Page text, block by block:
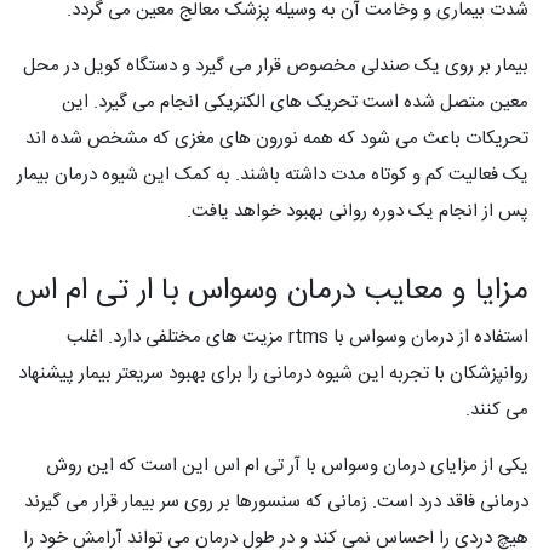
شدت بیماری و وخامت آن به وسیله پزشک معالج معین می گردد.
بیمار بر روی یک صندلی مخصوص قرار می گیرد و دستگاه کویل در محل
معین متصل شده است تحریک های الکتریکی انجام می گیرد. این
تحریکات باعث می شود که همه نورون های مغزی که مشخص شده اند
یک فعالیت کم و کوتاه مدت داشته باشند. به کمک این شیوه درمان بیمار
پس از انجام یک دوره روانی بهبود خواهد یافت.
مزایا و معایب درمان وسواس با ار تی ام اس
استفاده از درمان وسواس با rtms مزیت های مختلفی دارد. اغلب
روانپزشکان با تجربه این شیوه درمانی را برای بهبود سریعتر بیمار پیشنهاد
می کنند.
یکی از مزایای درمان وسواس با آر تی ام اس این است که این روش
درمانی فاقد درد است. زمانی که سنسورها بر روی سر بیمار قرار می گیرند
هیچ دردی را احساس نمی کند و در طول درمان می تواند آرامش خود را